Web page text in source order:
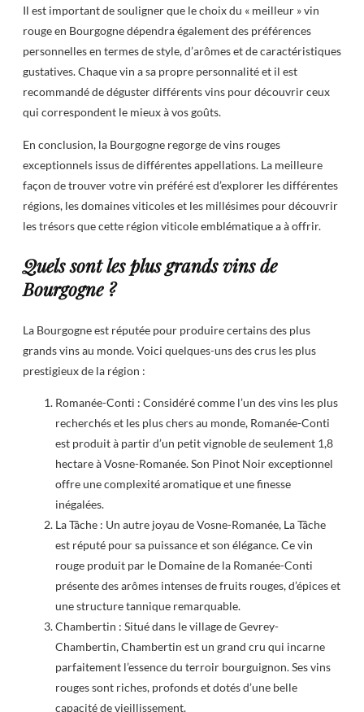
Il est important de souligner que le choix du « meilleur » vin
rouge en Bourgogne dépendra également des préférences
personnelles en termes de style, d’arômes et de caractéristiques
gustatives. Chaque vin a sa propre personnalité et il est
recommandé de déguster différents vins pour découvrir ceux
qui correspondent le mieux à vos goûts.
En conclusion, la Bourgogne regorge de vins rouges
exceptionnels issus de différentes appellations. La meilleure
façon de trouver votre vin préféré est d’explorer les différentes
régions, les domaines viticoles et les millésimes pour découvrir
les trésors que cette région viticole emblématique a à offrir.
Quels sont les plus grands vins de
Bourgogne ?
La Bourgogne est réputée pour produire certains des plus
grands vins au monde. Voici quelques-uns des crus les plus
prestigieux de la région :
Romanée-Conti : Considéré comme l’un des vins les plus
recherchés et les plus chers au monde, Romanée-Conti
est produit à partir d’un petit vignoble de seulement 1,8
hectare à Vosne-Romanée. Son Pinot Noir exceptionnel
offre une complexité aromatique et une finesse
inégalées.
La Tâche : Un autre joyau de Vosne-Romanée, La Tâche
est réputé pour sa puissance et son élégance. Ce vin
rouge produit par le Domaine de la Romanée-Conti
présente des arômes intenses de fruits rouges, d’épices et
une structure tannique remarquable.
Chambertin : Situé dans le village de Gevrey-
Chambertin, Chambertin est un grand cru qui incarne
parfaitement l’essence du terroir bourguignon. Ses vins
rouges sont riches, profonds et dotés d’une belle
capacité de vieillissement.